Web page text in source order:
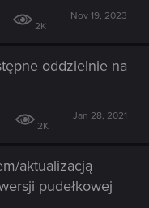
2K
Nov 19, 2023
oddzielnie na
2K
Jan 28, 2021
aktualizacją
pudełkowej